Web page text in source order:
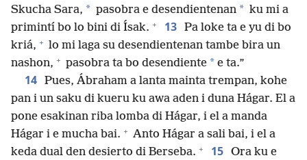
Skucha Sara, * pasobra e desendientenan * ku mi a
primintí bo lo bini di Ísak. + 13 Pa loke ta e yu di bo
kriá, + lo mi laga su desendientenan tambe bira un
nashon, + pasobra ta bo desendiente * e ta.”
14 Pues, Ábraham a lanta mainta trempan, kohe
pan i un saku di kueru ku awa aden i duna Hágar. El a
pone esakinan riba lomba di Hágar, i el a manda
Hágar i e mucha bai. + Anto Hágar a sali bai, i el a
keda dual den desierto di Berseba. + 15 Ora ku e